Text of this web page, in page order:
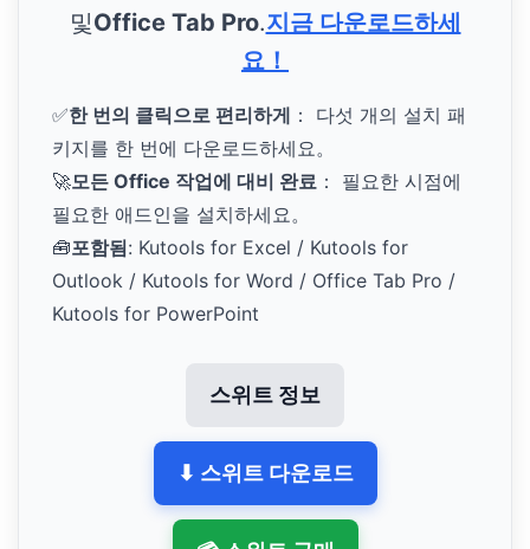
및Office Tab Pro.지금 다운로드하세
요！
✅한 번의 클릭으로 편리하게 ： 다섯 개의 설치 패
키지를 한 번에 다운로드하세요。
🚀모든 Office 작업에 대비 완료 ： 필요한 시점에
필요한 애드인을 설치하세요。
🧰포함됨: Kutools for Excel / Kutools for
Outlook / Kutools for Word / Office Tab Pro /
Kutools for PowerPoint
스위트 정보
⬇ 스위트 다운로드